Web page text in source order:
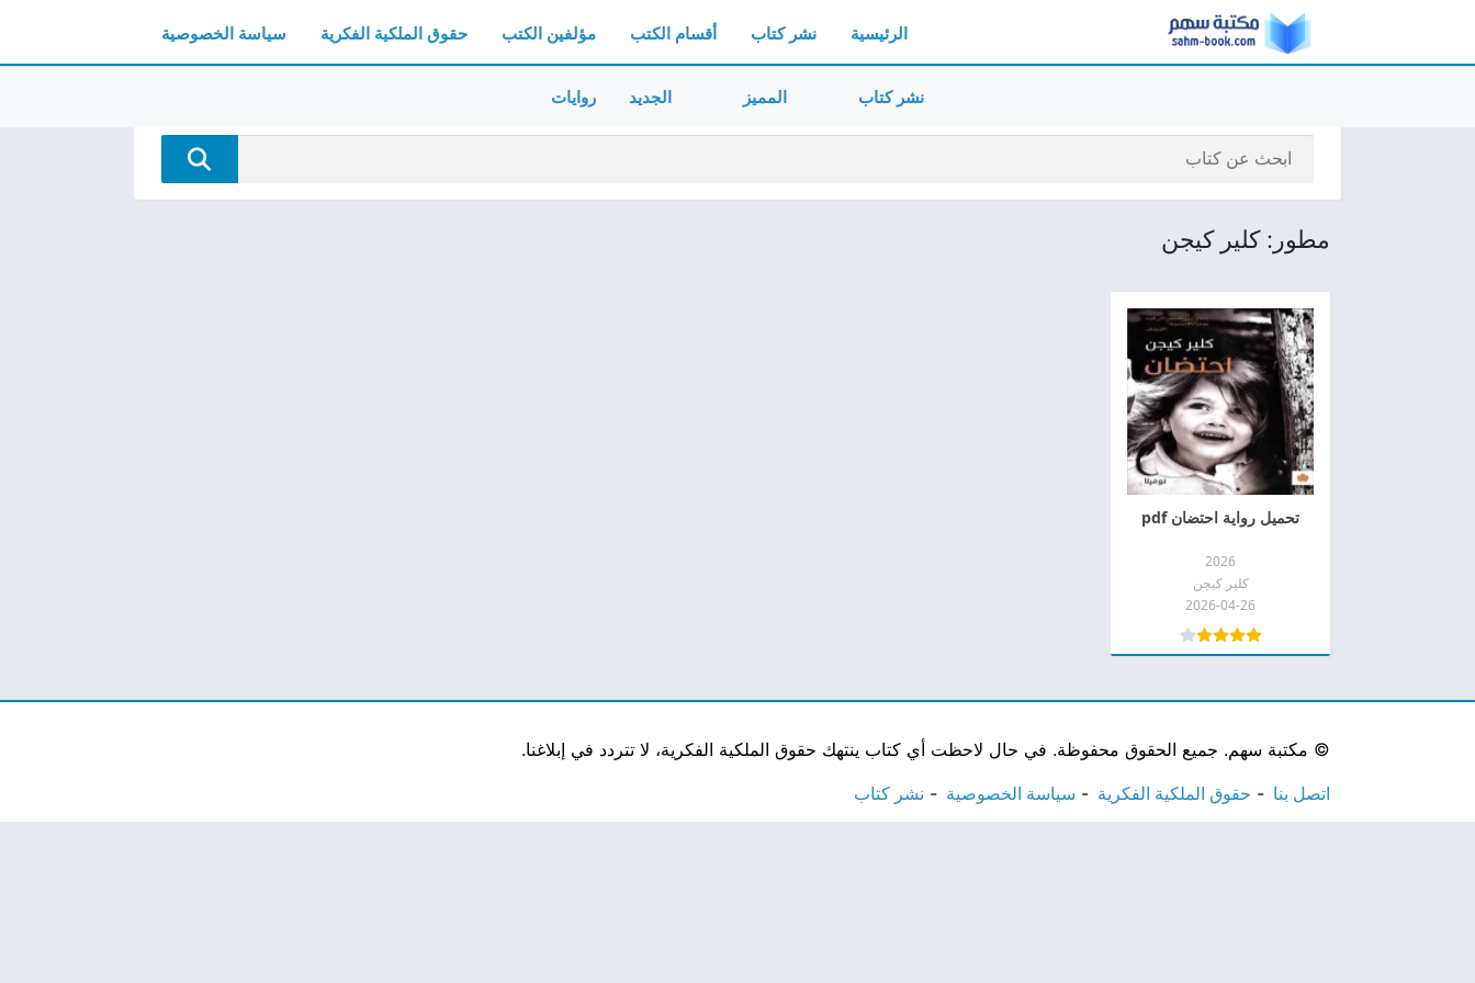
الرئيسية نشر كتاب أقسام الكتب مؤلفين الكتب حقوق الملكية الفكرية سياسة الخصوصية
نشر كتاب المميز الجديد روايات
مطور: كلير كيجن
تحميل رواية احتضان pdf
2026
كلير كيجن
2026-04-26
© مكتبة سهم. جميع الحقوق محفوظة. في حال لاحظت أي كتاب ينتهك حقوق الملكية الفكرية، لا تتردد في إبلاغنا.
اتصل بنا حقوق الملكية الفكرية سياسة الخصوصية نشر كتاب